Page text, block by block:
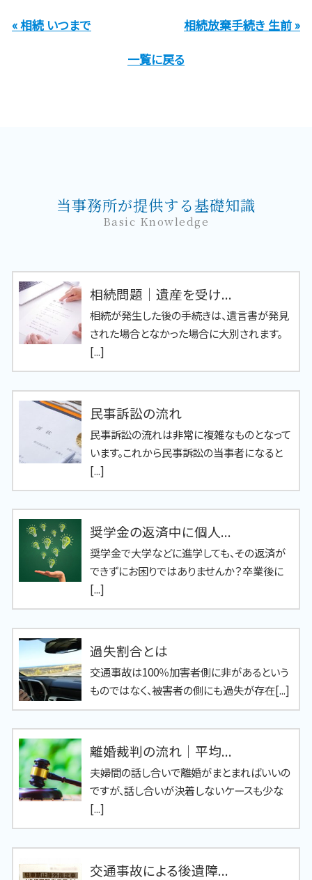
« 相続 いつまで
相続放棄手続き 生前 »
一覧に戻る
当事務所が提供する基礎知識
Basic Knowledge
相続問題｜遺産を受け...
相続が発生した後の手続きは、遺言書が発見
された場合となかった場合に大別されます。
[...]
民事訴訟の流れ
民事訴訟の流れは非常に複雑なものとなって
います。これから民事訴訟の当事者になると
[...]
奨学金の返済中に個人...
奨学金で大学などに進学しても、その返済が
できずにお困りではありませんか？卒業後に
[...]
過失割合とは
交通事故は100％加害者側に非があるという
ものではなく、被害者の側にも過失が存在[...]
離婚裁判の流れ｜平均...
夫婦間の話し合いで離婚がまとまればいいの
ですが、話し合いが決着しないケースも少な
[...]
交通事故による後遺障...